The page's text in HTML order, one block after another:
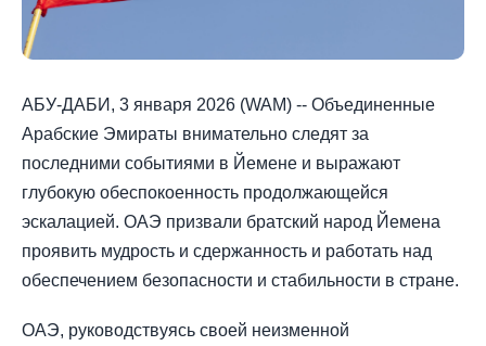
АБУ-ДАБИ, 3 января 2026 (WAM) -- Объединенные
Арабские Эмираты внимательно следят за
последними событиями в Йемене и выражают
глубокую обеспокоенность продолжающейся
эскалацией. ОАЭ призвали братский народ Йемена
проявить мудрость и сдержанность и работать над
обеспечением безопасности и стабильности в стране.
ОАЭ, руководствуясь своей неизменной